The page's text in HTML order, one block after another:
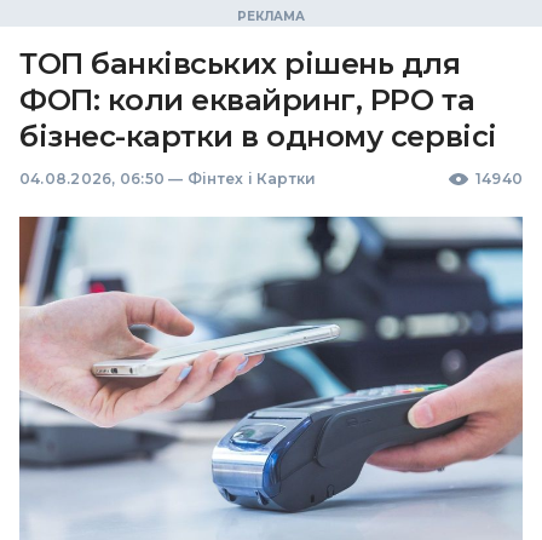
ТОП банківських рішень для
ФОП: коли еквайринг, РРО та
бізнес-картки в одному сервісі
04.08.2026, 06:50 — Фінтех і Картки 14940